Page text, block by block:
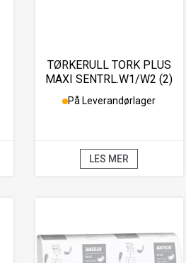
TØRKERULL TORK PLUS
MAXI SENTRL.W1/W2 (2)
På Leverandørlager
LES MER